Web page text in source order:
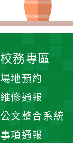
校務專區
場地預約
維修通報
公文整合系統
事項通報